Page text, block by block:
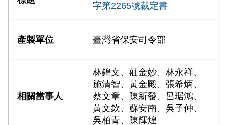
字第2265號裁定書
臺灣省保安司令部
林錦文、莊金妙、林永祥、
施清智、黃金殿、張希炳、
蔡文章、陳新發、呂琚鴻、
黃文欽、蘇安南、吳子仲、
吳柏青、陳輝煌